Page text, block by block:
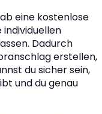
eine kostenlose
individuellen
Dadurch
erstellen,
du sicher sein,
und du genau